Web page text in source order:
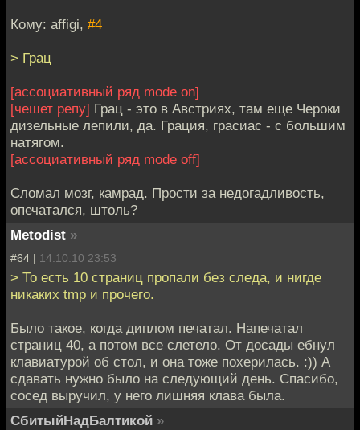
Кому: affigi, #4
> Грац
[ассоциативный ряд mode on]
[чешет репу] Грац - это в Австриях, там еще Чероки
дизельные лепили, да. Грация, грасиас - с большим
натягом.
[ассоциативный ряд mode off]
Сломал мозг, камрад. Прости за недогадливость,
опечатался, штоль?
Metodist »
#64 | 14.10.10 23:53
> То есть 10 страниц пропали без следа, и нигде
никаких tmp и прочего.
Было такое, когда диплом печатал. Напечатал
страниц 40, а потом все слетело. От досады ебнул
клавиатурой об стол, и она тоже похерилась. :)) А
сдавать нужно было на следующий день. Спасибо,
сосед выручил, у него лишняя клава была.
СбитыйНадБалтикой »